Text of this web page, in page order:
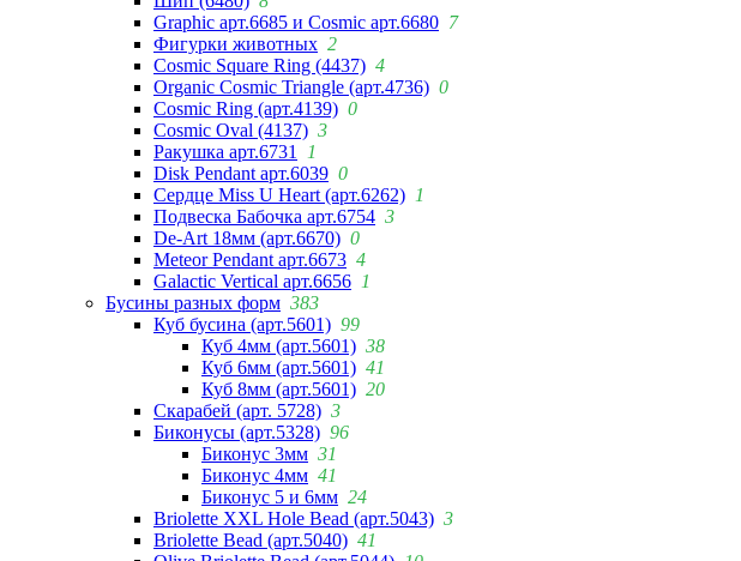
Graphic арт.6685 и Cosmic арт.6680 7
Фигурки животных 2
Cosmic Square Ring (4437) 4
Organic Cosmic Triangle (арт.4736) 0
Cosmic Ring (арт.4139) 0
Cosmic Oval (4137) 3
Ракушка арт.6731
1
Disk Pendant арт.6039 0
Сердце Miss U Heart (арт.6262) 1
Подвеска Бабочка арт.6754 3
De-Art 18мм (арт.6670) 0
Meteor Pendant арт.6673 4
Galactic Vertical арт.6656 1
Бусины разных форм 383
Куб бусина (арт.5601) 99
Куб 4мм (арт.5601) 38
Куб 6мм (арт.5601) 41
Куб 8мм (арт.5601) 20
Скарабей (арт. 5728) 3
Биконусы (арт.5328) 96
Биконус 3мм 31
Биконус 4мм 41
Биконус 5 и 6мм 24
Briolette XXL Hole Bead (арт.5043) 3
Briolette Bead (арт.5040) 41